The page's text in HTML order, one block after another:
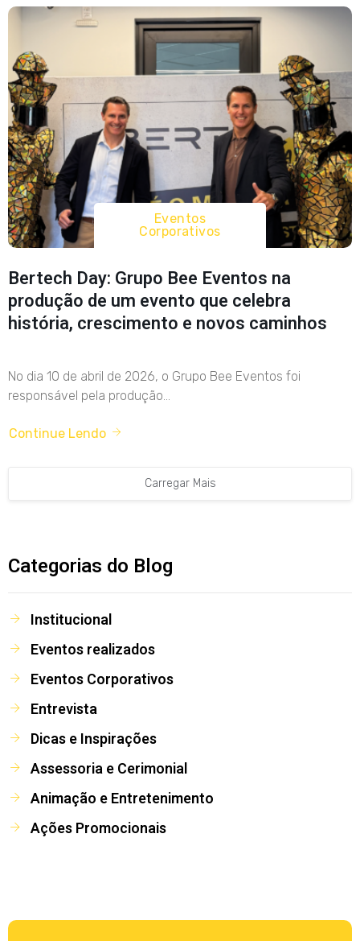
Eventos
Corporativos
Bertech Day: Grupo Bee Eventos na
produção de um evento que celebra
história, crescimento e novos caminhos
No dia 10 de abril de 2026, o Grupo Bee Eventos foi
responsável pela produção...
Continue Lendo
Carregar Mais
Categorias do Blog
Institucional
Eventos realizados
Eventos Corporativos
Entrevista
Dicas e Inspirações
Assessoria e Cerimonial
Animação e Entretenimento
Ações Promocionais